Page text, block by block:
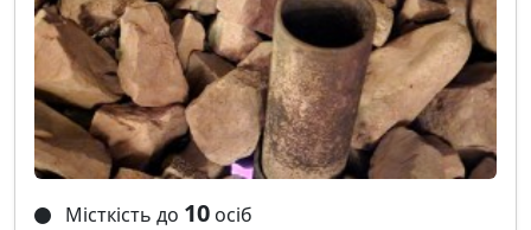
Місткість до 10 осіб